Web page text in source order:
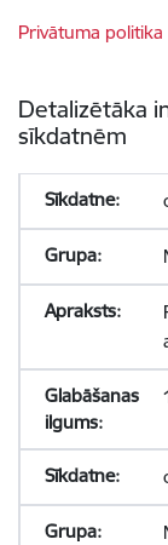
Privātuma politika
Detalizētāka
sīkdatnēm